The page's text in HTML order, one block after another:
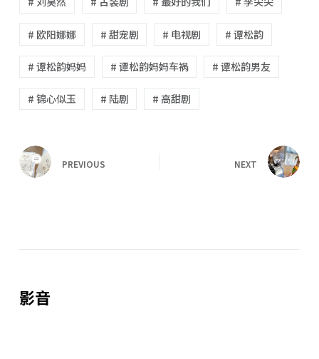
# 欧阳娜娜 # 甜宠剧 # 电视剧 # 谭松韵
# 谭松韵妈妈 # 谭松韵妈妈车祸 # 谭松韵男友
# 锦心似玉 # 陆剧 # 高甜剧
PREVIOUS NEXT
影音